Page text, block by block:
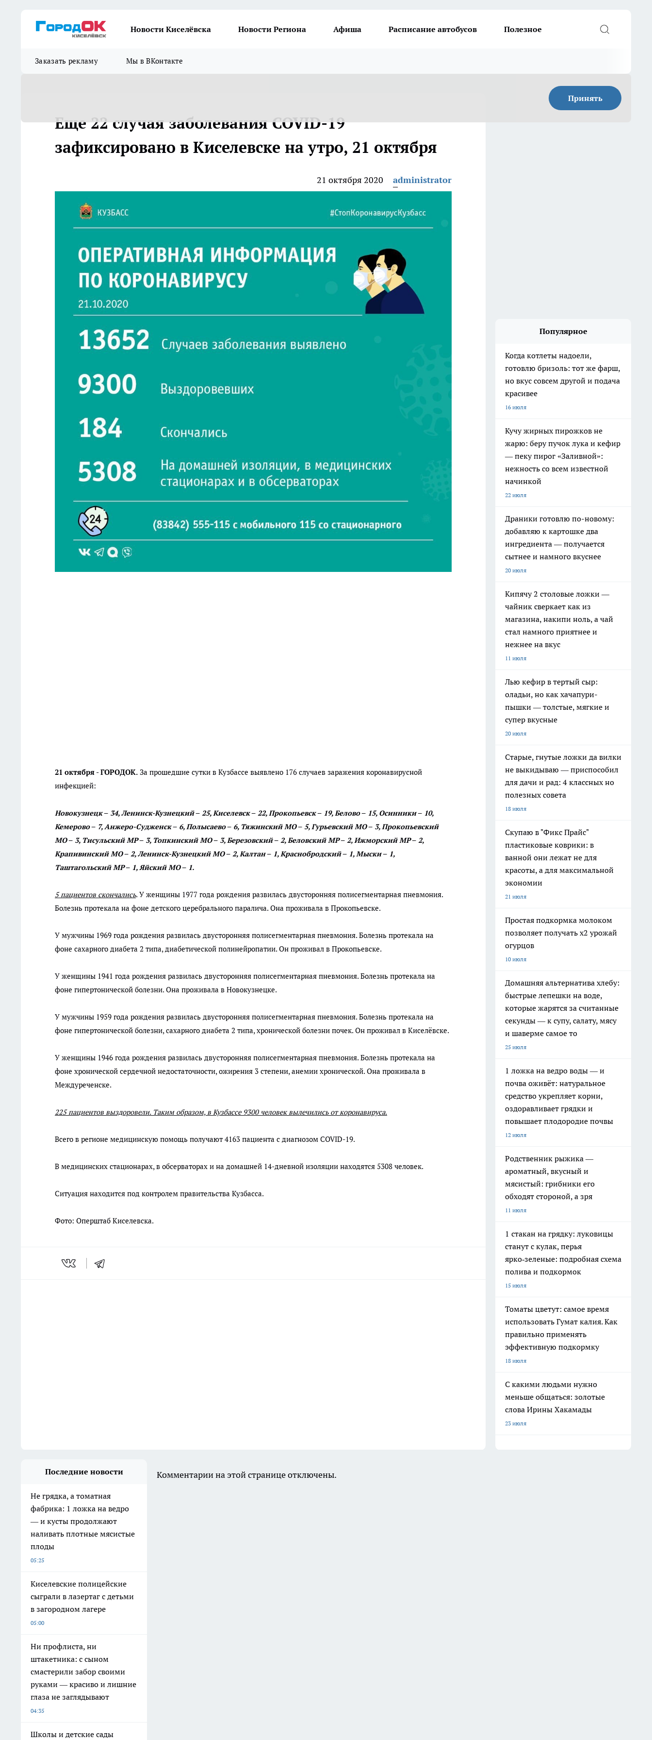
Новости Киселёвска Новости Региона Афиша Расписание автобусов Полезное
Заказать рекламу Мы в ВКонтакте
Принять
Еще 22 случая заболевания COVID-19
зафиксировано в Киселевске на утро, 21 октября
21 октября 2020 administrator
21 октября - ГОРОДОК. За прошедшие сутки в Кузбассе выявлено 176 случаев заражения коронавирусной
инфекцией:
Новокузнецк – 34, Ленинск-Кузнецкий – 25, Киселевск – 22, Прокопьевск – 19, Белово – 15, Осинники – 10,
Кемерово – 7, Анжеро-Судженск – 6, Полысаево – 6, Тяжинский МО – 5, Гурьевский МО – 3, Прокопьевский
МО – 3, Тисульский МР – 3, Топкинский МО – 3, Березовский – 2, Беловский МР – 2, Ижморский МР – 2,
Крапивинский МО – 2, Ленинск-Кузнецкий МО – 2, Калтан – 1, Краснобродский – 1, Мыски – 1,
Таштагольский МР – 1, Яйский МО – 1.
5 пациентов скончались. У женщины 1977 года рождения развилась двусторонняя полисегментарная пневмония.
Болезнь протекала на фоне детского церебрального паралича. Она проживала в Прокопьевске.
У мужчины 1969 года рождения развилась двусторонняя полисегментарная пневмония. Болезнь протекала на
фоне сахарного диабета 2 типа, диабетической полинейропатии. Он проживал в Прокопьевске.
У женщины 1941 года рождения развилась двусторонняя полисегментарная пневмония. Болезнь протекала на
фоне гипертонической болезни. Она проживала в Новокузнецке.
У мужчины 1959 года рождения развилась двусторонняя полисегментарная пневмония. Болезнь протекала на
фоне гипертонической болезни, сахарного диабета 2 типа, хронической болезни почек. Он проживал в Киселёвске.
У женщины 1946 года рождения развилась двусторонняя полисегментарная пневмония. Болезнь протекала на
фоне хронической сердечной недостаточности, ожирения 3 степени, анемии хронической. Она проживала в
Междуреченске.
225 пациентов выздоровели. Таким образом, в Кузбассе 9300 человек вылечились от коронавируса.
Всего в регионе медицинскую помощь получают 4163 пациента с диагнозом COVID-19.
В медицинских стационарах, в обсерваторах и на домашней 14-дневной изоляции находятся 5308 человек.
Ситуация находится под контролем правительства Кузбасса.
Фото: Оперштаб Киселевска.
Популярное
Когда котлеты надоели,
готовлю бризоль: тот же фарш,
но вкус совсем другой и подача
красивее
16 июля
Кучу жирных пирожков не
жарю: беру пучок лука и кефир
— пеку пирог «Заливной»:
нежность со всем известной
начинкой
22 июля
Драники готовлю по-новому:
добавляю к картошке два
ингредиента — получается
сытнее и намного вкуснее
20 июля
Кипячу 2 столовые ложки —
чайник сверкает как из
магазина, накипи ноль, а чай
стал намного приятнее и
нежнее на вкус
11 июля
Лью кефир в тертый сыр:
оладьи, но как хачапури-
пышки — толстые, мягкие и
супер вкусные
20 июля
Старые, гнутые ложки да вилки
не выкидываю — приспособил
для дачи и рад: 4 классных но
полезных совета
18 июля
Скупаю в "Фикс Прайс"
пластиковые коврики: в
ванной они лежат не для
красоты, а для максимальной
экономии
21 июля
Простая подкормка молоком
позволяет получать х2 урожай
огурцов
10 июля
Домашняя альтернатива хлебу:
быстрые лепешки на воде,
которые жарятся за считанные
секунды — к супу, салату, мясу
и шаверме самое то
25 июля
1 ложка на ведро воды — и
почва оживёт: натуральное
средство укрепляет корни,
оздоравливает грядки и
повышает плодородие почвы
12 июля
Родственник рыжика —
ароматный, вкусный и
мясистый: грибники его
обходят стороной, а зря
11 июля
1 стакан на грядку: луковицы
станут с кулак, перья
ярко‑зеленые: подробная схема
полива и подкормок
15 июля
Томаты цветут: самое время
использовать Гумат калия. Как
правильно применять
эффективную подкормку
18 июля
С какими людьми нужно
меньше общаться: золотые
слова Ирины Хакамады
23 июля
Последние новости
Не грядка, а томатная
фабрика: 1 ложка на ведро
— и кусты продолжают
наливать плотные мясистые
плоды
05:25
Киселевские полицейские
сыграли в лазертаг с детьми
в загородном лагере
05:00
Ни профлиста, ни
штакетника: с сыном
смастерили забор своими
руками — красиво и лишние
глаза не заглядывают
04:35
Школы и детские сады
Комментарии на этой странице отключены.